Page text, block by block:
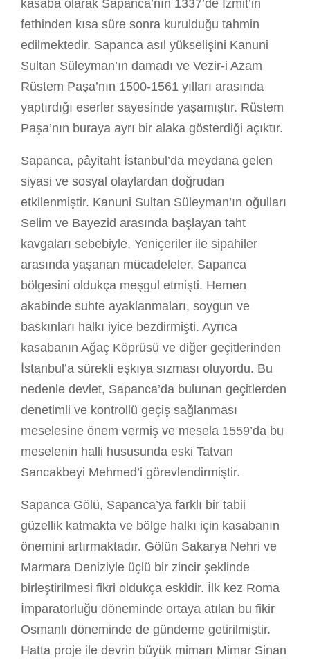
kasaba olarak Sapanca’nın 1337’de İzmit’in
fethinden kısa süre sonra kurulduğu tahmin
edilmektedir. Sapanca asıl yükselişini Kanuni
Sultan Süleyman’ın damadı ve Vezir-i Azam
Rüstem Paşa’nın 1500-1561 yılları arasında
yaptırdığı eserler sayesinde yaşamıştır. Rüstem
Paşa’nın buraya ayrı bir alaka gösterdiği açıktır.
Sapanca, pâyitaht İstanbul’da meydana gelen
siyasi ve sosyal olaylardan doğrudan
etkilenmiştir. Kanuni Sultan Süleyman’ın oğulları
Selim ve Bayezid arasında başlayan taht
kavgaları sebebiyle, Yeniçeriler ile sipahiler
arasında yaşanan mücadeleler, Sapanca
bölgesini oldukça meşgul etmişti. Hemen
akabinde suhte ayaklanmaları, soygun ve
baskınları halkı iyice bezdirmişti. Ayrıca
kasabanın Ağaç Köprüsü ve diğer geçitlerinden
İstanbul’a sürekli eşkıya sızması oluyordu. Bu
nedenle devlet, Sapanca’da bulunan geçitlerden
denetimli ve kontrollü geçiş sağlanması
meselesine önem vermiş ve mesela 1559’da bu
meselenin halli hususunda eski Tatvan
Sancakbeyi Mehmed’i görevlendirmiştir.
Sapanca Gölü, Sapanca’ya farklı bir tabii
güzellik katmakta ve bölge halkı için kasabanın
önemini artırmaktadır. Gölün Sakarya Nehri ve
Marmara Deniziyle üçlü bir zincir şeklinde
birleştirilmesi fikri oldukça eskidir. İlk kez Roma
İmparatorluğu döneminde ortaya atılan bu fikir
Osmanlı döneminde de gündeme getirilmiştir.
Hatta proje ile devrin büyük mimarı Mimar Sinan